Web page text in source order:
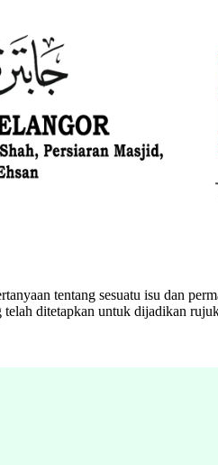
tentang sesuatu isu dan
ditetapkan untuk dijadikan